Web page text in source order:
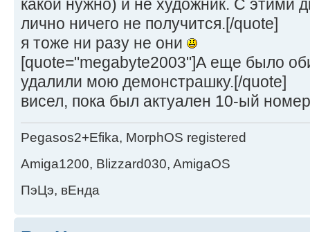
какой нужно) и не художник. С этими
лично ничего не получится.[/quote]
я тоже ни разу не они
[quote="megabyte2003"]А еще было
удалили мою демонстрашку.[/quote]
висел, пока был актуален 10-ый
Pegasos2+Efika, MorphOS registered
Amiga1200, Blizzard030, AmigaOS
ПэЦэ, вЕнда